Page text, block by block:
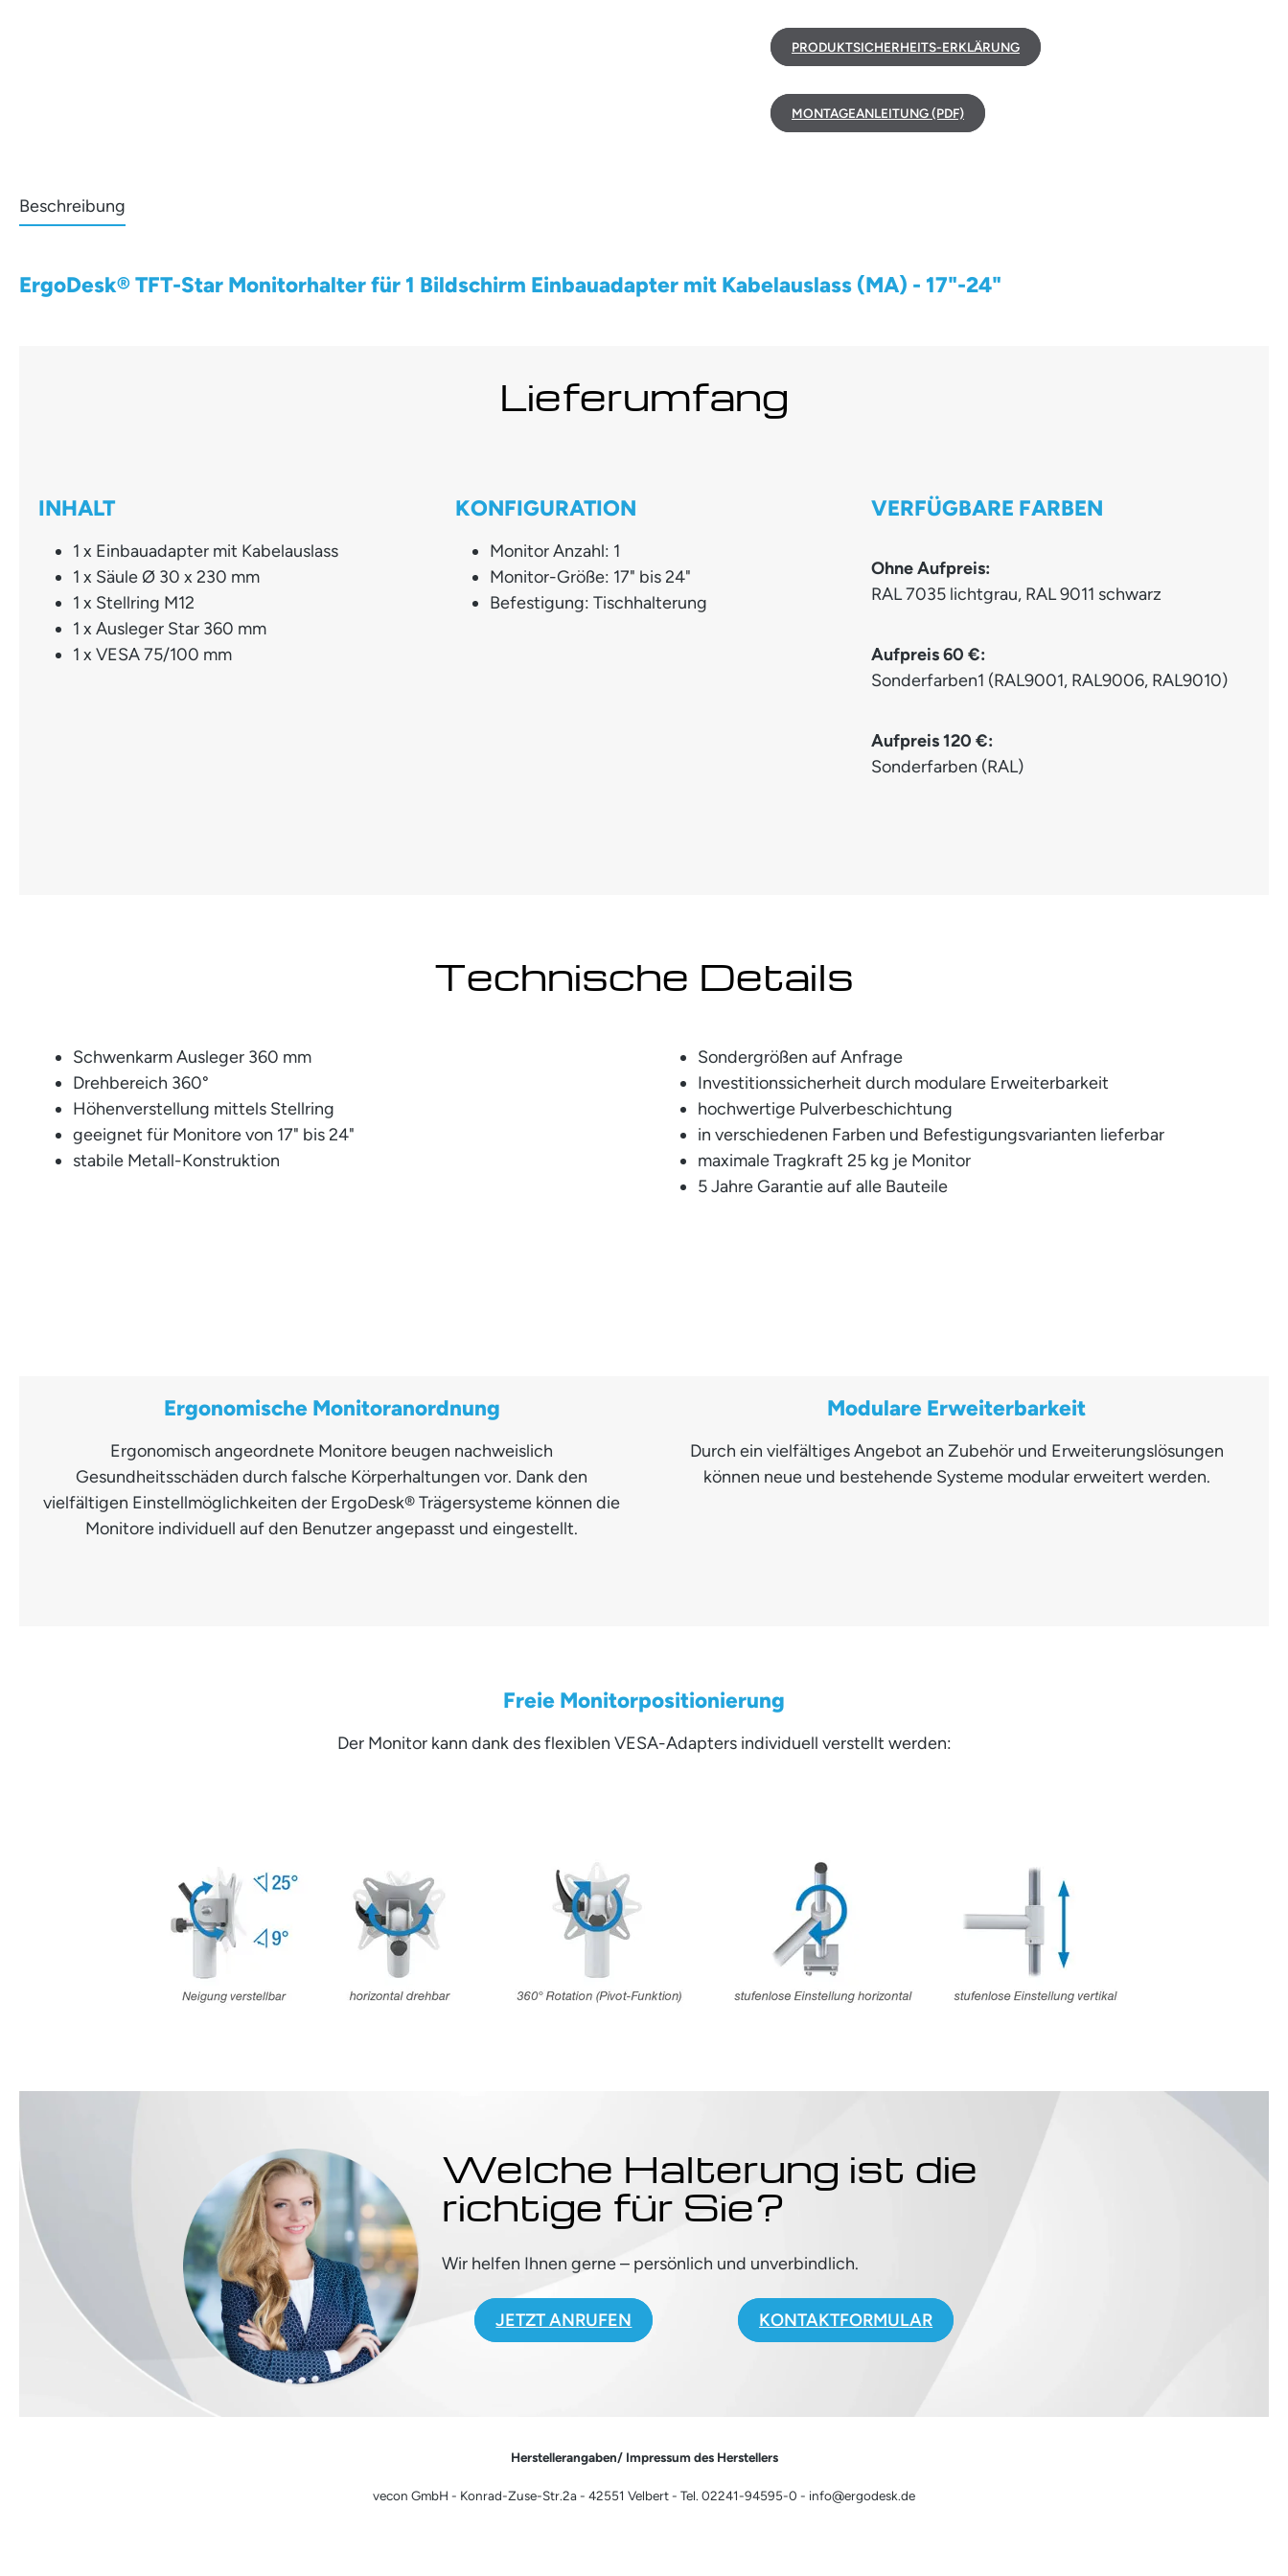
PRODUKTSICHERHEITS-ERKLÄRUNG
MONTAGEANLEITUNG (PDF)
Beschreibung
ErgoDesk® TFT-Star Monitorhalter für 1 Bildschirm Einbauadapter mit Kabelauslass (MA) - 17"-24"
Lieferumfang
INHALT
1 x Einbauadapter mit Kabelauslass
1 x Säule Ø 30 x 230 mm
1 x Stellring M12
1 x Ausleger Star 360 mm
1 x VESA 75/100 mm
KONFIGURATION
Monitor Anzahl: 1
Monitor-Größe: 17" bis 24"
Befestigung: Tischhalterung
VERFÜGBARE FARBEN
Ohne Aufpreis:
RAL 7035 lichtgrau, RAL 9011 schwarz
auswähle
Aufpreis 60 €:
Sonderfarben1 (RAL9001, RAL9006, RAL9010)
Aufpreis 120 €:
Sonderfarben (RAL)
Technische Details
Schwenkarm Ausleger 360 mm
Drehbereich 360°
Höhenverstellung mittels Stellring
geeignet für Monitore von 17" bis 24"
stabile Metall-Konstruktion
Sondergrößen auf Anfrage
Investitionssicherheit durch modulare Erweiterbarkeit
hochwertige Pulverbeschichtung
in verschiedenen Farben und Befestigungsvarianten lieferbar
maximale Tragkraft 25 kg je Monitor
5 Jahre Garantie auf alle Bauteile
Ergonomische Monitoranordnung
Ergonomisch angeordnete Monitore beugen nachweislich
Gesundheitsschäden durch falsche Körperhaltungen vor. Dank den
vielfältigen Einstellmöglichkeiten der ErgoDesk® Trägersysteme können die
Monitore individuell auf den Benutzer angepasst und eingestellt.
Modulare Erweiterbarkeit
Durch ein vielfältiges Angebot an Zubehör und Erweiterungslösungen
können neue und bestehende Systeme modular erweitert werden.
Freie Monitorpositionierung
Der Monitor kann dank des flexiblen VESA-Adapters individuell verstellt werden:
Welche Halterung ist die
richtige für Sie?
Wir helfen Ihnen gerne – persönlich und unverbindlich.
JETZT ANRUFEN KONTAKTFORMULAR
Herstellerangaben/ Impressum des Herstellers
vecon GmbH - Konrad-Zuse-Str.2a - 42551 Velbert - Tel. 02241-94595-0 - info@ergodesk.de